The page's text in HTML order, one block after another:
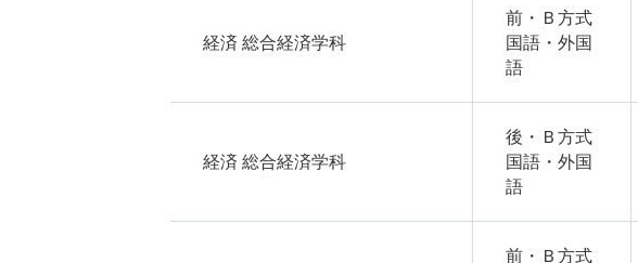
経済 総合経済学科
前・Ｂ方式
国語・外国
語
経済 総合経済学科
後・Ｂ方式
国語・外国
語
前・Ｂ方式